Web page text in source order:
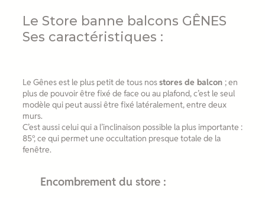
Le Store banne balcons GÊNES
Ses caractéristiques :
Le Gênes est le plus petit de tous nosstores de balcon ; en
plus de pouvoir être fixé de face ou au plafond, c’est le seul
modèle qui peut aussi être fixé latéralement, entre deux
murs.
C’est aussi celui qui a l’inclinaison possible la plus importante :
85°, ce qui permet une occultation presque totale de la
fenêtre.
Encombrement du store :